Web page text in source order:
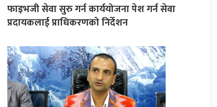
फाइभजी सेवा सुरु गर्न कार्ययोजना पेश गर्न सेवा
प्रदायकलाई प्राधिकरणको निर्देशन